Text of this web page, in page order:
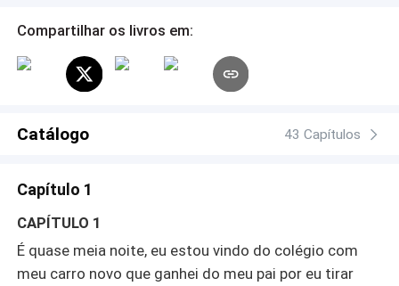
lobisomens e 200 vampiros. Pensei que seria o fim do
eliminando a todos.
Compartilhar os livros em:
Catálogo 43 Capítulos
Capítulo 1
CAPÍTULO 1
É quase meia noite, eu estou vindo do colégio com
meu carro novo que ganhei do meu pai por eu tirar